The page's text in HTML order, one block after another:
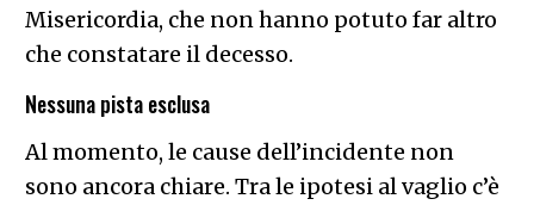
Misericordia, che non hanno potuto far altro
che constatare il decesso.
Nessuna pista esclusa
Al momento, le cause dell’incidente non
sono ancora chiare. Tra le ipotesi al vaglio c’è